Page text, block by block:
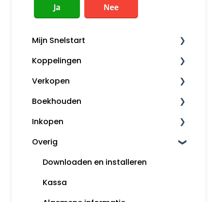
Mijn Snelstart
Mijn Snelstart
Koppelingen
Overige koppelingen
Verkopen
Factureren
Herinneringen en aanmaningen
Opmaak orders
Klanten
Snelstart Kassa
Boekhouden
Boekhouden
Aangifte
Voorbeeldboekingen
Grootboekrekeningen
Inkopen
Inkoopfacturen
Leveranciers
Uitgebreid journaliseren
Overig
Downloaden en installeren
Kassa